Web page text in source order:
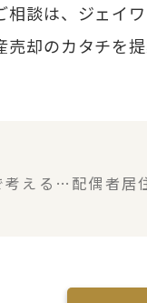
談は、ジェイワ
却のカタチを提
える…配偶者居